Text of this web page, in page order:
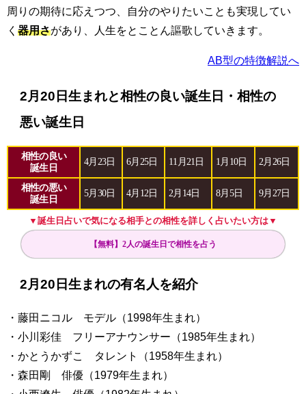
周りの期待に応えつつ、自分のやりたいことも実現してい
く 器用さがあり、人生をとことん謳歌していきます。
AB型の特徴解説へ
2月20日生まれと相性の良い誕生日・相性の
悪い誕生日
相性の良い
誕生日
4月23日 6月25日 11月21日 1月10日 2月26日
相性の悪い
誕生日
5月30日 4月12日 2月14日 8月5日 9月27日
▼誕生日占いで気になる相手との相性を詳しく占いたい方は▼
【無料】2人の誕生日で相性を占う
2月20日生まれの有名人を紹介
・藤田ニコル モデル（1998年生まれ）
・小川彩佳 フリーアナウンサー（1985年生まれ）
・かとうかずこ タレント（1958年生まれ）
・森田剛 俳優（1979年生まれ）